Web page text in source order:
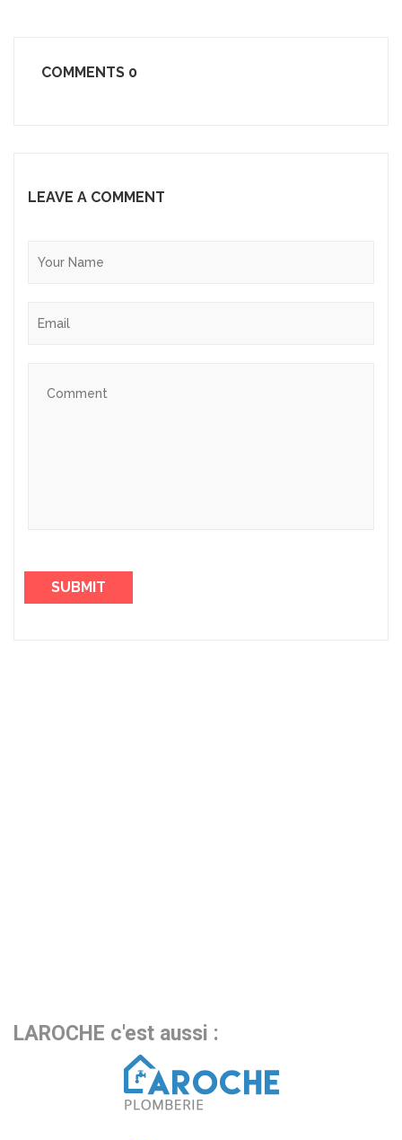
COMMENTS 0
LEAVE A COMMENT
LAROCHE c'est aussi :